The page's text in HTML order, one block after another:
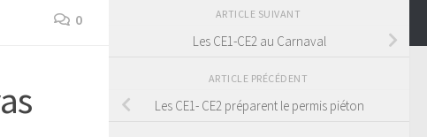
0 ARTICLE SUIVANT
Les CE1-CE2 au Carnaval
ARTICLE PRÉCÉDENT
Les CE1- CE2 préparent le permis piéton